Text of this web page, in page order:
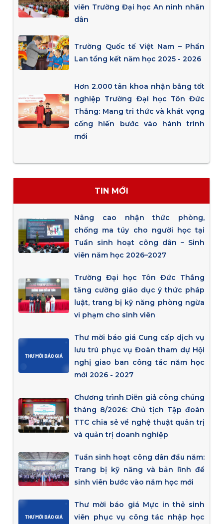
viên Trường Đại học An ninh nhân
dân
Trường Quốc tế Việt Nam – Phần
Lan tổng kết năm học 2025 - 2026
Hơn 2.000 tân khoa nhận bằng tốt
nghiệp Trường Đại học Tôn Đức
Thắng: Mang tri thức và khát vọng
cống hiến bước vào hành trình
mới
TIN MỚI
Nâng cao nhận thức phòng,
chống ma túy cho người học tại
Tuần sinh hoạt công dân – Sinh
viên năm học 2026–2027
Trường Đại học Tôn Đức Thắng
tăng cường giáo dục ý thức pháp
luật, trang bị kỹ năng phòng ngừa
vi phạm cho sinh viên
Thư mời báo giá Cung cấp dịch vụ
lưu trú phục vụ Đoàn tham dự Hội
nghị giao ban công tác năm học
mới 2026 - 2027
Chương trình Diễn giả công chúng
tháng 8/2026: Chủ tịch Tập đoàn
TTC chia sẻ về nghệ thuật quản trị
và quản trị doanh nghiệp
Tuần sinh hoạt công dân đầu năm:
Trang bị kỹ năng và bản lĩnh để
sinh viên bước vào năm học mới
Thư mời báo giá Mực in thẻ sinh
viên phục vụ công tác nhập học